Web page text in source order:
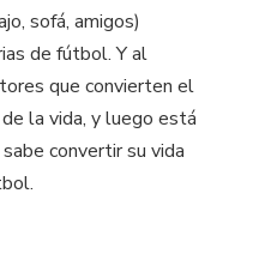
sofá, amigos)
de fútbol. Y al
que convierten el
la vida, y luego está
convertir su vida